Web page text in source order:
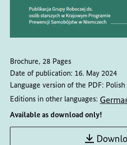
Brochure, 28 Pages
Date of publication: 16. May 2024
Language version of the PDF: Polish
Editions in other languages:
Available as download only!